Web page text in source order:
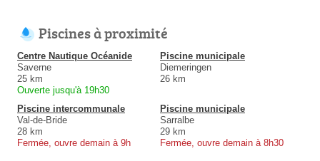
Piscines à proximité
Centre Nautique Océanide
Saverne
25 km
Ouverte jusqu'à 19h30
Piscine municipale
Diemeringen
26 km
Piscine intercommunale
Val-de-Bride
28 km
Fermée, ouvre demain à 9h
Piscine municipale
Sarralbe
29 km
Fermée, ouvre demain à 8h30